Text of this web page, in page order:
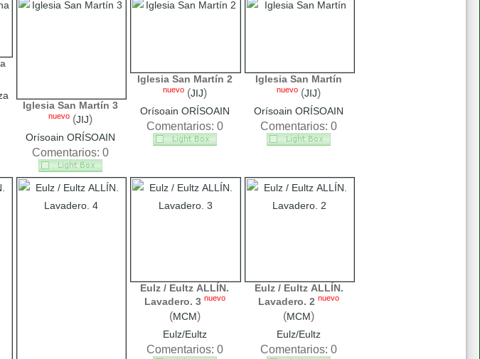
Iglesia San Martín 3
nuevo (JIJ)
Orísoain ORÍSOAIN
Comentarios: 0
Iglesia San Martín 2
nuevo(JIJ)
Orísoain ORÍSOAIN
Comentarios: 0
Iglesia San Martín
nuevo (JIJ)
Orísoain ORÍSOAIN
Comentarios: 0
Eulz / Eultz ALLÍN.
Lavadero. 3 nuevo
(MCM)
Eulz/Eultz
Comentarios: 0
Eulz / Eultz ALLÍN.
Lavadero. 2 nuevo
(MCM)
Eulz/Eultz
Comentarios: 0